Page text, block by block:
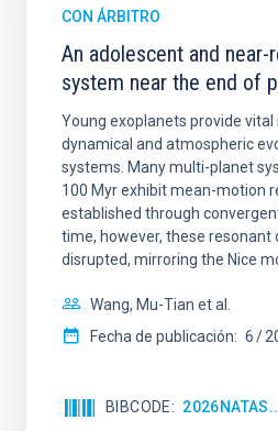
CON ÁRBITRO
An adolescent and near-
system near the end of
Young exoplanets provide
dynamical and atmospheric
systems. Many multi-planet
100 Myr exhibit mean-motion
established through
time, however, these resonant
disrupted, mirroring the Nice
Wang, Mu-Tian et al.
Fecha de publicación: 6
BIBCODE